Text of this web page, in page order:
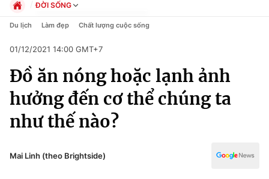
Chuyên mục
Chính trị
Xã hội
Pháp luật
ĐỜI SỐNG
Chính trị
Pháp luật
Kinh tế
Thể thao
Truyền hình
Văn hóa - Giải trí
Công nghệ
Du lịch Làm đẹp Chất lượng cuộc sống
01/12/2021 14:00 GMT+7
Đồ ăn nóng hoặc lạnh ảnh
hưởng đến cơ thể chúng ta
như thế nào?
Mai Linh (theo Brightside)